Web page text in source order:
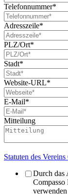
Telefonnummer*
Adresszeile*
PLZ/Ort*
Stadt*
Website-URL*
E-Mail*
Mitteilung
Statuten des
Durch das